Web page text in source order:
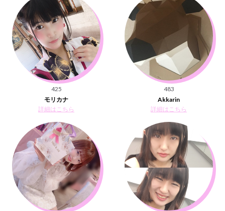
425
モリカナ
詳細はこちら
483
Akkarin
詳細はこちら